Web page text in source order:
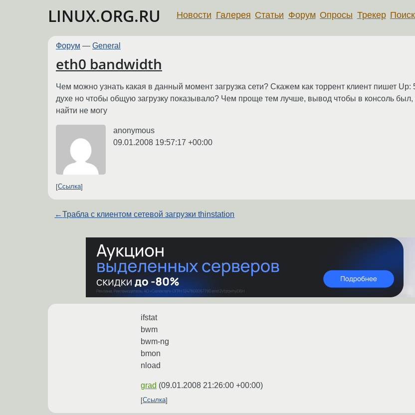
LINUX.ORG.RU Новости Галерея Статьи Форум Опросы Трекер Поиск
Форум — General
eth0 bandwidth
Чем можно узнать какая в данный момент загрузка сети? Скажем как торрент клиент пишет Up:
духе но чтобы общую загрузку показывало? Чем проще тем лучше, вывод чтобы в консоль был,
найти не могу
anonymous
09.01.2008 19:57:17 +00:00
Ссылка
←Трабла с клиентом сетевой загрузки thinstation
ifstat
bwm
bwm-ng
bmon
nload
grad (09.01.2008 21:26:00 +00:00)
Ссылка